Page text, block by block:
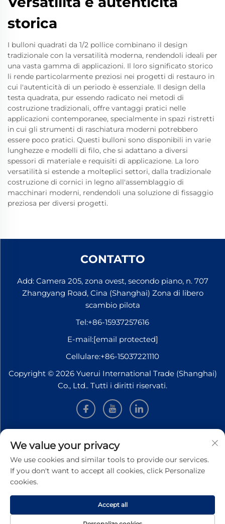
storica
I bulloni quadrati da 1/2 pollice combinano il design
tradizionale con la versatilità moderna, rendendoli ideali per
una vasta gamma di applicazioni. Il loro significato storico
li rende particolarmente preziosi nei progetti di restauro in
cui l'autenticità di un periodo è essenziale. Il design della
testa quadrata, pur essendo radicato nei metodi di
costruzione tradizionali, offre vantaggi pratici nelle
applicazioni contemporanee, specialmente in spazi ristretti
in cui gli strumenti di raschiatura moderni potrebbero
essere poco pratici. Questi bulloni sono disponibili in varie
lunghezze e modelli di filo, che si adattano a diversi
spessori di materiale e requisiti di applicazione. La loro
versatilità si estende a molteplici settori, dalla tradizionale
costruzione di cornici in legno all'assemblaggio di
macchinari moderni, rendendoli una soluzione di fissaggio
preziosa per diversi progetti.
CONTATTO
Add: Camera 205, zona ovest, secondo piano, n. 707
Zhangyang Road, Cina (Shanghai) Zona di libero
scambio pilota
Tel:+86-15937257616
E-mail:[email protected]
Cellulare:+86-15037221110
Copyright © 2026 Yuerui International Trade (Shanghai)
Co., Ltd.. Tutti i diritti riservati.
INFORMAZIONI
Iscriviti per ricevere la nostra newsletter settimanale
INVIA
We value your privacy
We use cookies and similar tools to provide our services.
If you don't want to accept all cookies, click Personalize
cookies.
Accept all